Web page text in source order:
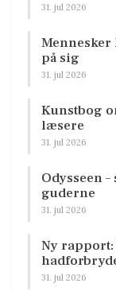
31. jul 2026
Mennesker
på sig
31. jul 2026
Kunstbog
læsere
31. jul 2026
Odysseen
guderne
31. jul 2026
Ny
31. jul 2026